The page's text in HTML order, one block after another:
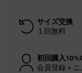
サイズ交換
１回無料
初回購入
会員登録＋